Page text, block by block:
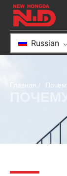
Russian
Главная /